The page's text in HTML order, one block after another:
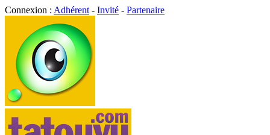
Connexion : Adhérent - Invité - Partenaire